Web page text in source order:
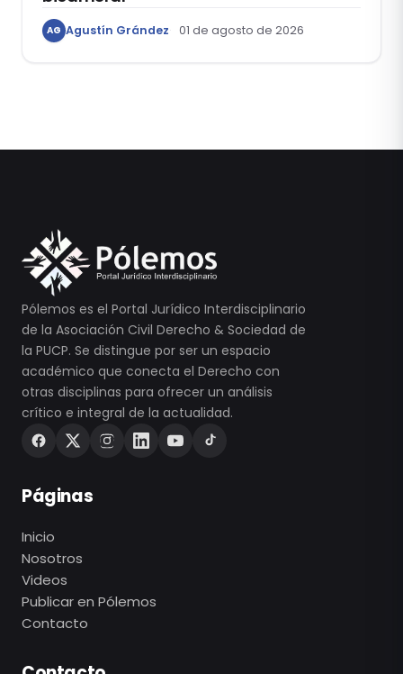
AG Agustín Grández 01 de agosto de 2026
Pólemos es el Portal Jurídico Interdisciplinario
de la Asociación Civil Derecho & Sociedad de
la PUCP. Se distingue por ser un espacio
académico que conecta el Derecho con
otras disciplinas para ofrecer un análisis
crítico e integral de la actualidad.
Páginas
Inicio
Nosotros
Videos
Publicar en Pólemos
Contacto